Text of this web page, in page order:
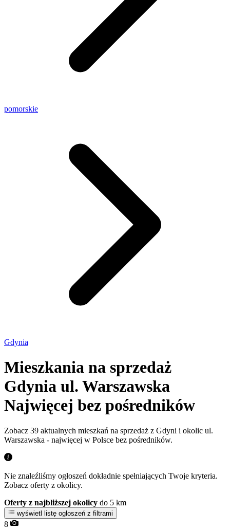
pomorskie
Gdynia
Mieszkania na sprzedaż
Gdynia ul. Warszawska
Najwięcej bez pośredników
Zobacz 39 aktualnych mieszkań na sprzedaż z Gdyni i okolic ul.
Warszawska - najwięcej w Polsce bez pośredników.
Nie znaleźliśmy ogłoszeń dokładnie spełniających Twoje kryteria.
Zobacz oferty z okolicy.
Oferty z najbliższej okolicy do 5 km
wyświetl listę ogłoszeń z filtrami
8